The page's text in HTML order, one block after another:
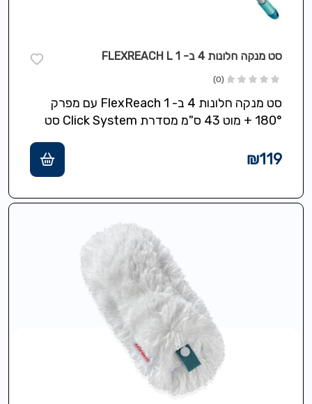
סט מנקה חלונות 4 ב- 1 FLEXREACH L
(0)
סט מנקה חלונות 4 ב- 1 FlexReach עם מפרק
180° + מוט 43 ס"מ מסדרת Click System סט
₪119